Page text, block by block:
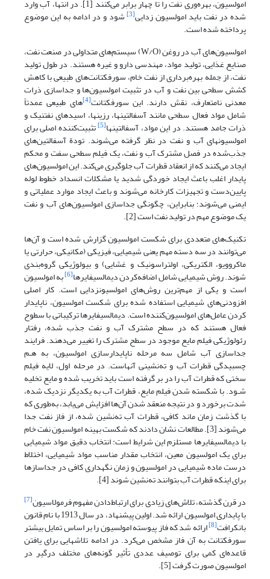
امولسیون، بهره‌وری نفت را تا چهار برابر می‌کنند [1]. در انتها، آب وارد
شده در نفت باید امولسیون زدایی[3] شود و در ادامه به این موضوع
پرداخته ‌شده ‌است.
امولسیون‌های آب در روغن (W/O) سیستم‌های متداولی در صنعت نفت،
صنایع غذایی، تولید مواد، مهندسی دارو و غیره هستند. در طول تولید
نفت، از جمله بهره‌برداری از نفت خام، سورفکتانت‌های طبیعی با کاهش
کشش سطحی بین نفت و آب در تثبیت امولسیون‌ها و جداسازی ذرات
معدنی نامتعارف، نقش دارند. این سورفکتانت[4] ­های طبیعی عمدتاً
شامل مواد فعال سطحی مانند آسفالتین­ها، رزین­ها، اسید­های نفتنیک و
ذرات جامد هستند. در این مواد، آسفالتین­ها[5] تثبیت‌کننده اصلی برای
امولسیون­های آب و نفت در نظر گرفته می‌شوند. تودة آسفالتین‌های
جذب‌شده در فصل مشترک آب و نفت، یک فیلم سطحی سفت و محکم
ایجاد می‌کنند که از انعقاد قطرات آب جلوگیری می‌کند. این امولسیون‌های
پایدار اغلب باعث ایجاد خوردگی شدید یا مشکلات انسداد خطوط لوله
پایین‌دست و تجهیزات کارخانه می‌شوند و باعث ایجاد موارد عملیاتی و
ایمنی می‌شوند؛ بنابراین، چگونگی جداسازی امولسیون‌های آب و نفت
یک موضوع مهم در تولید نفت است [2].
تکنیک‌های متعددی برای شکست امولسیون گزارش شده است و آن‌ها
می‌توانند در سه دسته مهم یعنی شیمیایی، فیزیکی (مکانیکی، حرارتی یا
ماکروویو، الکتریکی، اولتراسونیک و غشایی) و بیولوژیکی گروه‌بندی
شوند. روش شیمیایی شامل اضافه‌کردن دیمالسیفایر­ها[6] به امولسیون
است و یکی از مهم‌ترین روش‌های امولسیون­زدایی است. کار اصلی
افزودنی‌های شیمیایی استفاده شده برای شکست امولسیون، ناپایدار
کردن عامل‌های امولسیون‌کننده است. دیمالسیفایرها ترکیباتی با سطوح
فعال هستند که در سطح مشترک آب و نفت جذب شده، رفتار
رئولوژیکی فیلم مایع موجود در سطح مشترک را تغییر می‌دهند. فرایند
جداسازی آب شامل سه مرحله ناپایدارسازی امولسیون، به هـم
چسبیدگی قطرات آب و ته‌نشینی آنهاست. در مرحله اول، لایه فیلم
سختی که قطرات آب را در بر گرفته است باید تخریب شده و مایع تخلیه
شـود. با شکسته شدن فیلم مایع، قطرات آب به یکدیگر نزدیک شده،
شدت برخورد و در نتیجه منعقد شدن آن‌ها افزایش می‌یابد، به‌طوری که
با گذشت زمان ماند کافی، قطرات آب ته‌نشین شده، از فاز نفت جدا
می‌شوند [3]. مطالعات نشان دادند که شکست بهینه امولسیون نفت خام
با دیمالسیفایر­ها مستلزم این شرایط است: انتخاب دقیق مواد شیمیایی
برای یک امولسیون معین، انتخاب مقدار مناسب مواد شیمیایی، اختلاط
درست ماده شیمیایی در امولسیون و زمان نگهداری کافی در جداسازها
برای اینکه قطرات آب بتوانند ته‌نشین شوند [4].
در قرن گذشته، تلاش‌های زیادی برای ارتباط‌دادن مفهوم فرمولاسیون[7]
با پایداری امولسیون ارائه شد. اولین پیشنهاد، در سال 1913 با نام قانون
بانکرافت[8] ارائه شد که فاز پیوسته امولسیون را بر اساس تمایل بیشتر
سورفکتانت به آن فاز مشخص می‌کرد. در ادامه تلاشهایی برای یافتن
قاعده‌ای کمی برای توصیف عددی تأثیر گونه‌های مختلف درگیر در
امولسیون صورت گرفت [5].